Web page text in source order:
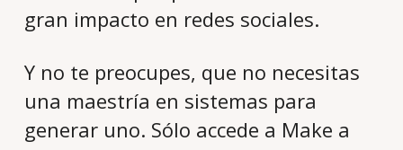
gran impacto en redes sociales.
Y no te preocupes, que no necesitas
una maestría en sistemas para
generar uno. Sólo accede a Make a